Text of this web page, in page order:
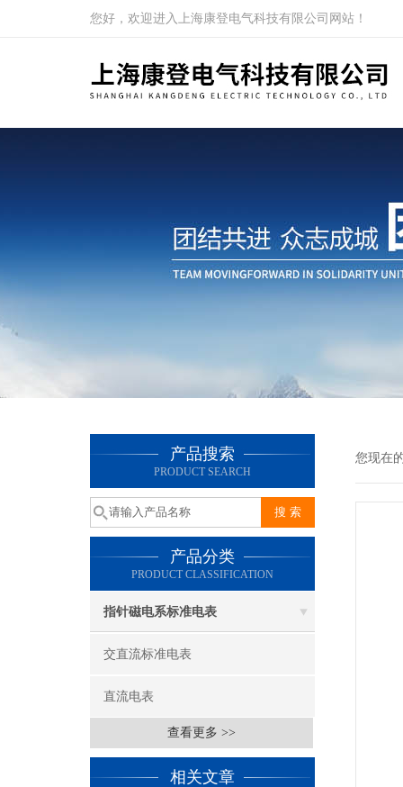
您好，欢迎进入上海康登电气科技有限公司网站！
产品搜索
PRODUCT SEARCH
产品分类
PRODUCT CLASSIFICATION
指针磁电系标准电表
交直流标准电表
直流电表
查看更多 >>
相关文章
您现在